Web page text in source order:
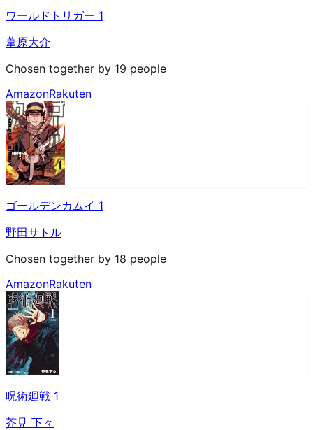
ワールドトリガー 1
葦原大介
Chosen together by 19 people
AmazonRakuten
ゴールデンカムイ 1
野田サトル
Chosen together by 18 people
AmazonRakuten
呪術廻戦 1
芥見 下々